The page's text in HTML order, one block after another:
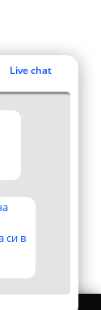
Live chat
си в